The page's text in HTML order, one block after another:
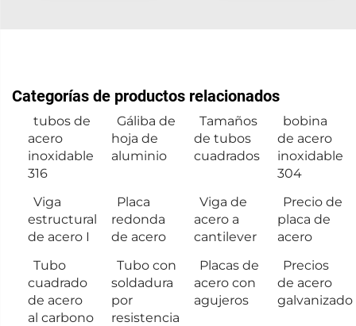
Categorías de productos relacionados
tubos de
acero
inoxidable
316
Gáliba de
hoja de
aluminio
Tamaños
de tubos
cuadrados
bobina
de acero
inoxidable
304
Viga
estructural
de acero I
Placa
redonda
de acero
Viga de
acero a
cantilever
Precio de
placa de
acero
Tubo
cuadrado
de acero
al carbono
Tubo con
soldadura
por
resistencia
Placas de
acero con
agujeros
Precios
de acero
galvanizado